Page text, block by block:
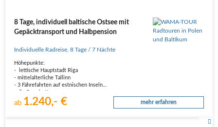
8 Tage, individuell baltische Ostsee mit
Gepäcktransport und Halbpension
Individuelle Radreise ,8 Tage / 7 Nächte
Höhepunkte:
- lettische Hauptstadt Riga
- mittelalterliche Tallinn
- 3 Fährefahrten auf estnischen Inseln
- Kliff Panga
ab 1.240,- € mehr erfahren